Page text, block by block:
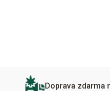
Doprava zdarma